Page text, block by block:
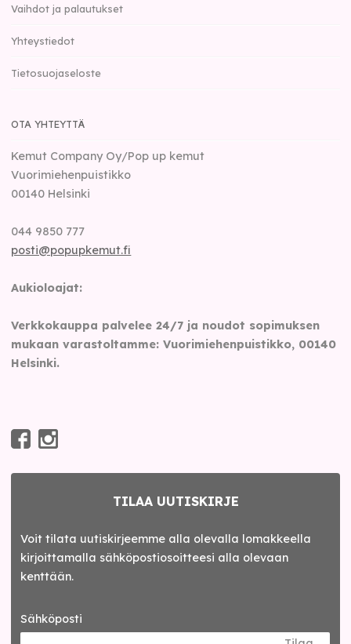
Vaihdot ja palautukset
Yhteystiedot
Tietosuojaseloste
OTA YHTEYTTÄ
Kemut Company Oy/Pop up kemut
Vuorimiehenpuistikko
00140 Helsinki
044 9850 777
posti@popupkemut.fi
Aukioloajat:
Verkkokauppa palvelee 24/7 ja noudot sopimuksen
mukaan varastoltamme: Vuorimiehenpuistikko, 00140
Helsinki.
TILAA UUTISKIRJE
Voit tilata uutiskirjeemme alla olevalla lomakkeella
kirjoittamalla sähköpostiosoitteesi alla olevaan
kenttään.
Sähköposti